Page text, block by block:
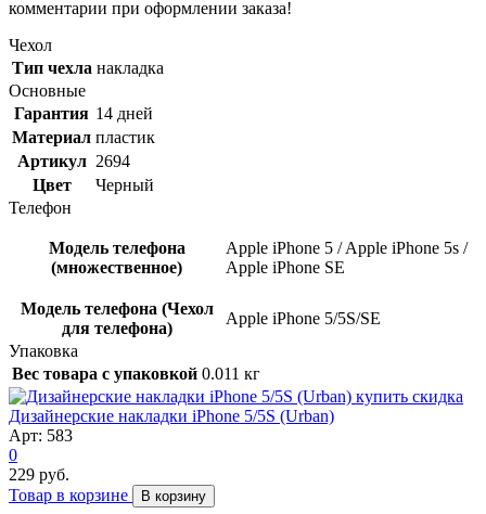
комментарии при оформлении заказа!
Чехол
Тип чехла накладка
Основные
Гарантия 14 дней
Материал пластик
Артикул 2694
Цвет
Черный
Телефон
Модель телефона
(множественное)
Apple iPhone 5 / Apple iPhone 5s /
Apple iPhone SE
Модель телефона (Чехол
для телефона)
Apple iPhone 5/5S/SE
Упаковка
Вес товара с упаковкой 0.011 кг
скидка
Дизайнерские накладки iPhone 5/5S (Urban)
Арт: 583
0
229 руб.
Товар в корзине
В корзину